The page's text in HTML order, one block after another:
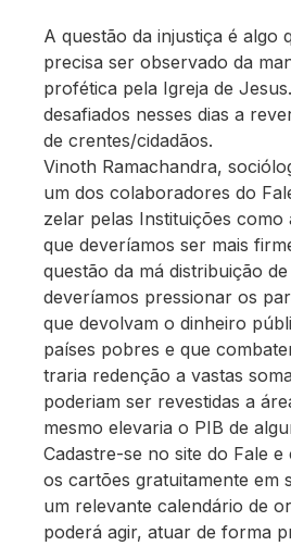
A questão da injustiça é algo
precisa ser observado da
profética pela Igreja de
desafiados nesses dias a
de crentes/cidadãos.
Vinoth Ramachandra,
um dos colaboradores do
zelar pelas Instituições como
que deveríamos ser mais
questão da má distribuição
deveríamos pressionar os
que devolvam o dinheiro
países pobres e que
traria redenção a vastas
poderiam ser revestidas a
mesmo elevaria o PIB de
Cadastre-se no site do Fale
os cartões gratuitamente em
um relevante calendário de
poderá agir, atuar de forma